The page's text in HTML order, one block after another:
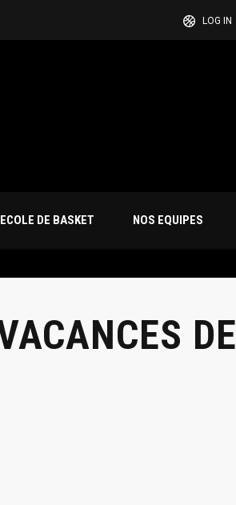
LOG IN
ECOLE DE BASKET NOS EQUIPES
DE